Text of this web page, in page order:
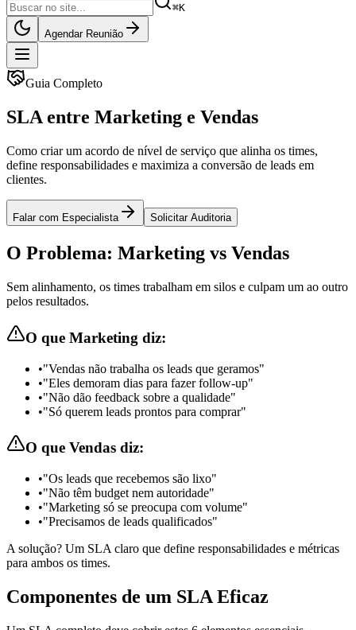
⌘K
Agendar Reunião
Guia Completo
SLA entre Marketing e Vendas
Como criar um acordo de nível de serviço que alinha os times,
define responsabilidades e maximiza a conversão de leads em
clientes.
Falar com Especialista Solicitar Auditoria
O Problema: Marketing vs Vendas
Sem alinhamento, os times trabalham em silos e culpam um ao outro
pelos resultados.
O que Marketing diz:
•"Vendas não trabalha os leads que geramos"
•"Eles demoram dias para fazer follow-up"
•"Não dão feedback sobre a qualidade"
•"Só querem leads prontos para comprar"
O que Vendas diz:
•"Os leads que recebemos são lixo"
•"Não têm budget nem autoridade"
•"Marketing só se preocupa com volume"
•"Precisamos de leads qualificados"
A solução? Um SLA claro que define responsabilidades e métricas
para ambos os times.
Componentes de um SLA Eficaz